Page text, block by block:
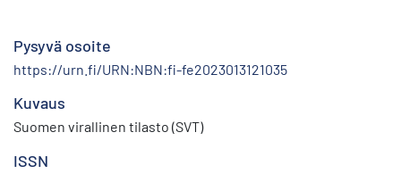
Pysyvä osoite
https://urn.fi/URN:NBN:fi-fe2023013121035
Kuvaus
Suomen virallinen tilasto (SVT)
ISSN